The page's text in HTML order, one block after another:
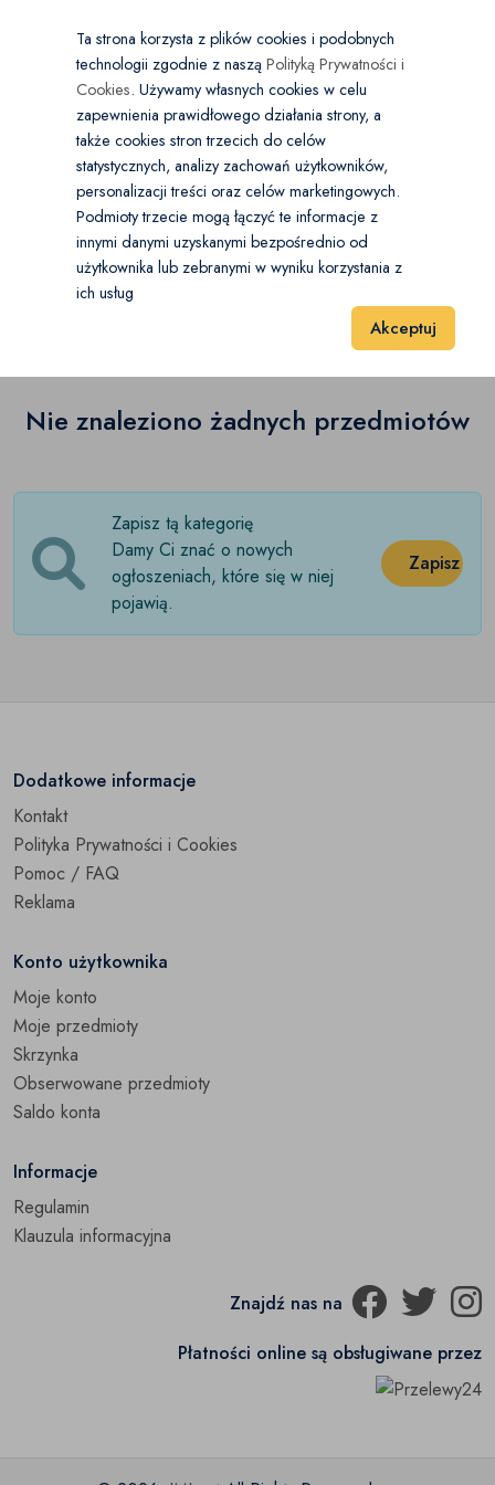
Wybierz kategorię
Instalacje
Elektryka(0)
Fotowoltaika (0)
Hydraulika (0)
Pozostałe(0)
×
Kraj PL
PLN
Dom i Ogród Instalacje Pozostałe
Pozostałe (0)
20 60
Nie znaleziono żadnych przedmiotów
Zapisz tą kategorię
Damy Ci znać o nowych
ogłoszeniach, które się w niej
pojawią.
Zapisz
Dodatkowe informacje
Kontakt
Polityka Prywatności i Cookies
Pomoc / FAQ
Reklama
Konto użytkownika
Moje konto
Moje przedmioty
Skrzynka
Obserwowane przedmioty
Saldo konta
Informacje
Regulamin
Klauzula informacyjna
Znajdź nas na
Płatności online są obsługiwane przez
Ta strona korzysta z plików cookies i podobnych
technologii zgodnie z nasząPolityką Prywatności i
Cookies. Używamy własnych cookies w celu
zapewnienia prawidłowego działania strony, a
także cookies stron trzecich do celów
statystycznych, analizy zachowań użytkowników,
personalizacji treści oraz celów marketingowych.
Podmioty trzecie mogą łączyć te informacje z
innymi danymi uzyskanymi bezpośrednio od
użytkownika lub zebranymi w wyniku korzystania z
ich usług
Akceptuj